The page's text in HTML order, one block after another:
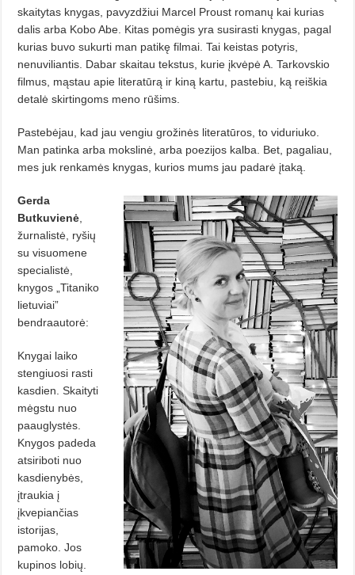
skaitytas knygas, pavyzdžiui Marcel Proust romanų kai kurias
dalis arba Kobo Abe. Kitas pomėgis yra susirasti knygas, pagal
kurias buvo sukurti man patikę filmai. Tai keistas potyris,
nenuviliantis. Dabar skaitau tekstus, kurie įkvėpė A. Tarkovskio
filmus, mąstau apie literatūrą ir kiną kartu, pastebiu, ką reiškia
detalė skirtingoms meno rūšims.
Pastebėjau, kad jau vengiu grožinės literatūros, to viduriuko.
Man patinka arba mokslinė, arba poezijos kalba. Bet, pagaliau,
mes juk renkamės knygas, kurios mums jau padarė įtaką.
Gerda
Butkuvienė,
žurnalistė, ryšių
su visuomene
specialistė,
knygos „Titaniko
lietuviai”
bendraautorė:
Knygai laiko
stengiuosi rasti
kasdien. Skaityti
mėgstu nuo
paauglystės.
Knygos padeda
atsiriboti nuo
kasdienybės,
įtraukia į
įkvepiančias
istorijas,
pamoko. Jos
kupinos lobių.